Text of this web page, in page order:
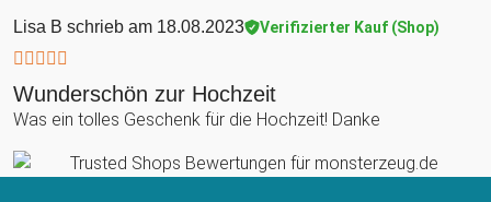
Lisa B schrieb am 18.08.2023 Verifizierter Kauf (Shop)
Wunderschön zur Hochzeit
Was ein tolles Geschenk für die Hochzeit! Danke